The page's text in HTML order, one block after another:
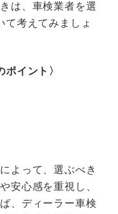
は、車検業者を選
て考えてみましょ
ポイント〉
よって、選ぶべき
安心感を重視し、
、ディーラー車検